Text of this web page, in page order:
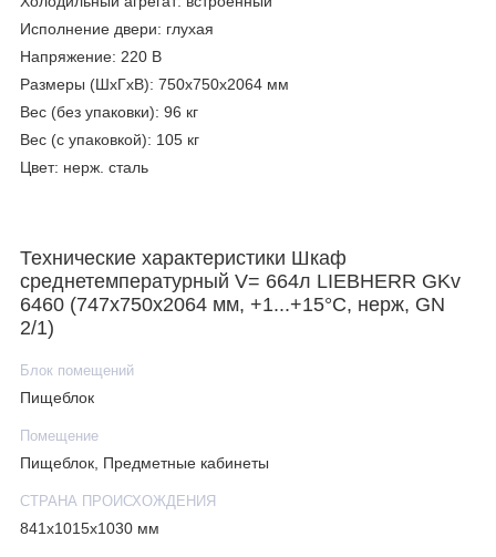
Исполнение двери: глухая
Напряжение: 220 В
Размеры (ШхГхВ): 750х750х2064 мм
Вес (без упаковки): 96 кг
Вес (с упаковкой): 105 кг
Цвет: нерж. сталь
Технические характеристики Шкаф
среднетемпературный V= 664л LIEBHERR GKv
6460 (747х750х2064 мм, +1...+15°C, нерж, GN
2/1)
Блок помещений
Пищеблок
Помещение
Пищеблок, Предметные кабинеты
СТРАНА ПРОИСХОЖДЕНИЯ
841х1015х1030 мм